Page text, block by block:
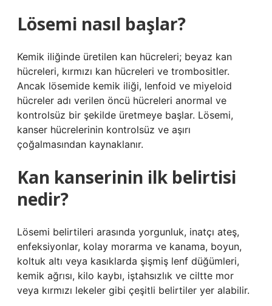
Lösemi nasıl başlar?
Kemik iliğinde üretilen kan hücreleri; beyaz kan
hücreleri, kırmızı kan hücreleri ve trombositler.
Ancak lösemide kemik iliği, lenfoid ve miyeloid
hücreler adı verilen öncü hücreleri anormal ve
kontrolsüz bir şekilde üretmeye başlar. Lösemi,
kanser hücrelerinin kontrolsüz ve aşırı
çoğalmasından kaynaklanır.
Kan kanserinin ilk belirtisi
nedir?
Lösemi belirtileri arasında yorgunluk, inatçı ateş,
enfeksiyonlar, kolay morarma ve kanama, boyun,
koltuk altı veya kasıklarda şişmiş lenf düğümleri,
kemik ağrısı, kilo kaybı, iştahsızlık ve ciltte mor
veya kırmızı lekeler gibi çeşitli belirtiler yer alabilir.